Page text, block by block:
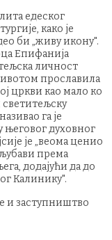
едеског
како је
би „живу икону".
Епифанија
личност
прославила
цркви као мало ко
га је
његовог духовног
је „веома ценио
према
додајући да до
Калинику".
заступништво